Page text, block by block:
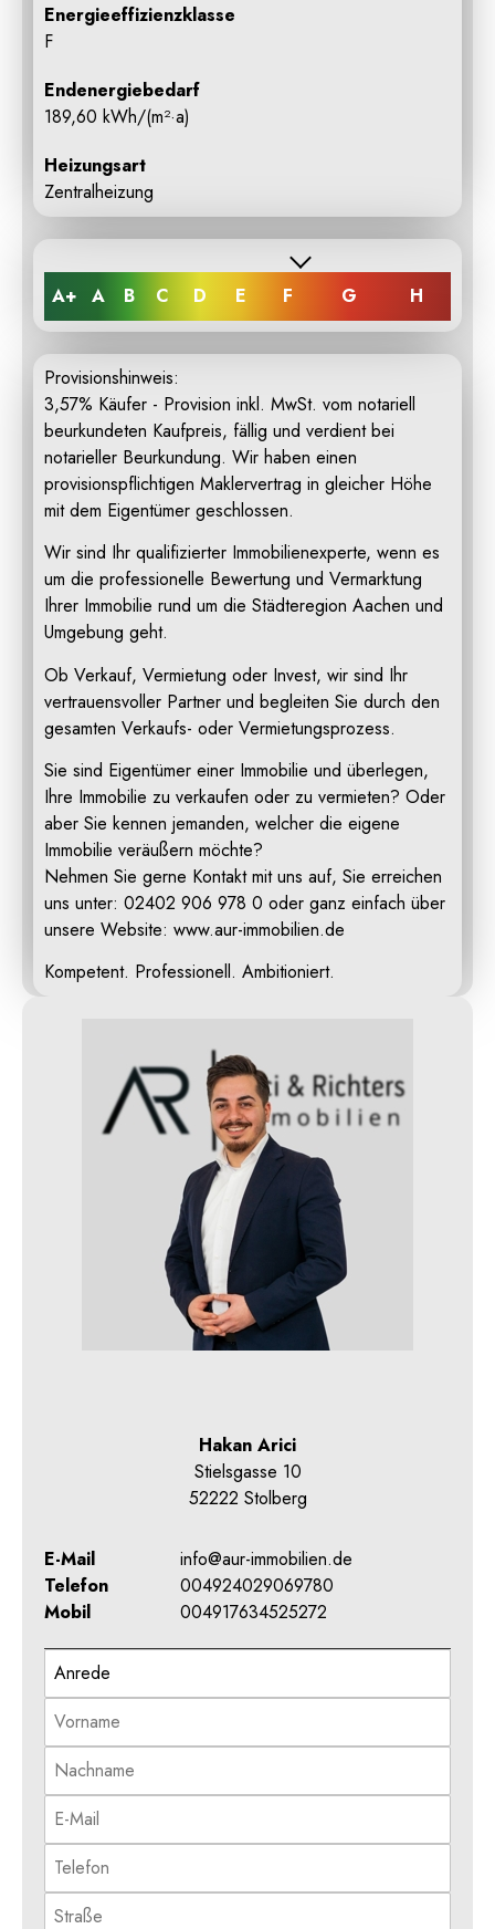
Energieeffizienzklasse
F
Endenergiebedarf
189,60 kWh/(m²·a)
Heizungsart
Zentralheizung
A+ A B C D E F G H
Provisionshinweis:
3,57% Käufer - Provision inkl. MwSt. vom notariell
beurkundeten Kaufpreis, fällig und verdient bei
notarieller Beurkundung. Wir haben einen
provisionspflichtigen Maklervertrag in gleicher Höhe
mit dem Eigentümer geschlossen.
Wir sind Ihr qualifizierter Immobilienexperte, wenn es
um die professionelle Bewertung und Vermarktung
Ihrer Immobilie rund um die Städteregion Aachen und
Umgebung geht.
Ob Verkauf, Vermietung oder Invest, wir sind Ihr
vertrauensvoller Partner und begleiten Sie durch den
gesamten Verkaufs- oder Vermietungsprozess.
Sie sind Eigentümer einer Immobilie und überlegen,
Ihre Immobilie zu verkaufen oder zu vermieten? Oder
aber Sie kennen jemanden, welcher die eigene
Immobilie veräußern möchte?
Nehmen Sie gerne Kontakt mit uns auf, Sie erreichen
uns unter: 02402 906 978 0 oder ganz einfach über
unsere Website: www.aur-immobilien.de
Kompetent. Professionell. Ambitioniert.
Hakan Arici
Stielsgasse 10
52222 Stolberg
E-Mail
info@aur-immobilien.de
Telefon
004924029069780
Mobil
004917634525272